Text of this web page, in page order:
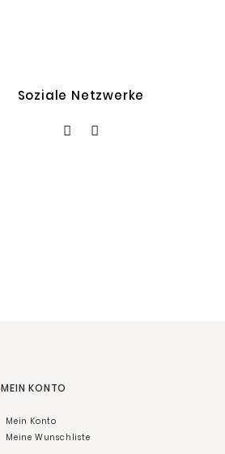
Soziale Netzwerke
MEIN KONTO
Mein Konto
Meine Wunschliste